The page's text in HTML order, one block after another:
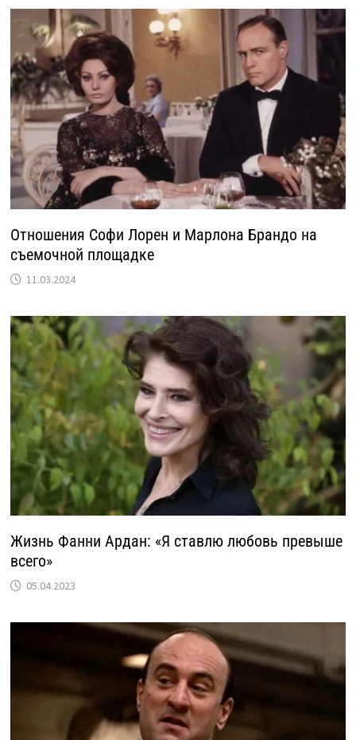
Отношения Софи Лорен и Марлона Брандо на
съемочной площадке
11.03.2024
Жизнь Фанни Ардан: «Я ставлю любовь превыше
всего»
05.04.2023